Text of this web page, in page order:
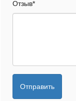
Отзыв*
Отправить